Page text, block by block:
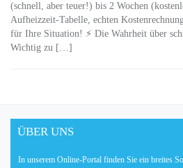
(schnell, aber teuer!) bis 2 Wochen
Aufheizzeit-Tabelle, echten
für Ihre Situation! ⚡ Die Wahrheit über
Wichtig zu […]
ÜBER UNS
In unserem Online-Portal finden Sie ein breites